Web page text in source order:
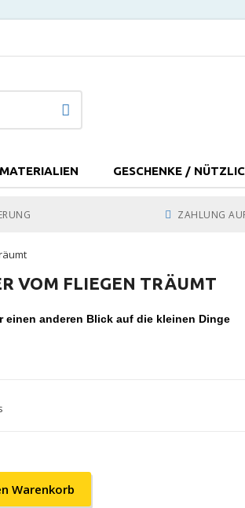
MATERIALIEN GESCHENKE /
ZAHLUNG
VOM FLIEGEN TRÄUMT
einen anderen Blick auf die kleinen Dinge
Warenkorb